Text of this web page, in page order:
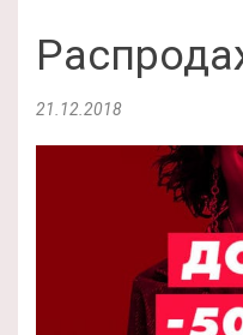
21.12.2018